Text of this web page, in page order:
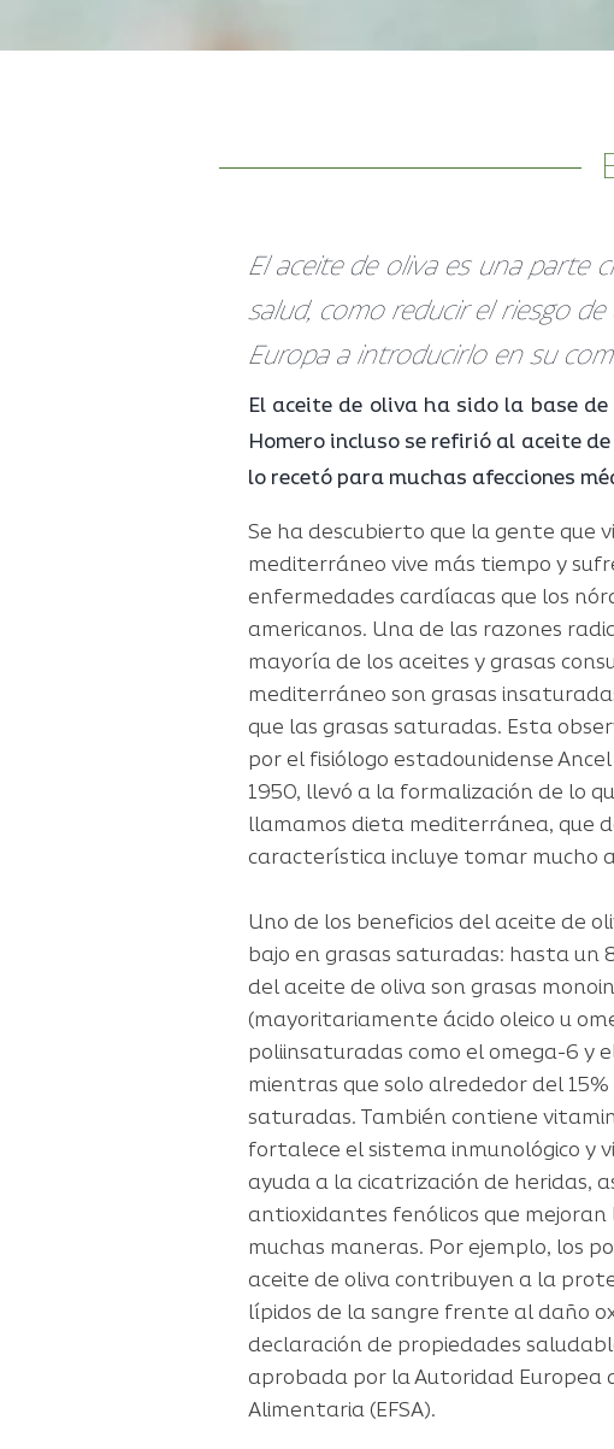
El aceite de oliva es una parte
salud, como reducir el riesgo
Europa a introducirlo en su
El aceite de oliva ha sido la base
Homero incluso se refirió al aceite
lo recetó para muchas afecciones
Se ha descubierto que la gente que
mediterráneo vive más tiempo y
enfermedades cardíacas que los
americanos. Una de las razones
mayoría de los aceites y grasas
mediterráneo son grasas
que las grasas saturadas. Esta
por el fisiólogo estadounidense
1950, llevó a la formalización de lo
llamamos dieta mediterránea, que
característica incluye tomar mucho
Uno de los beneficios del aceite de
bajo en grasas saturadas: hasta un
del aceite de oliva son grasas
(mayoritariamente ácido oleico u
poliinsaturadas como el omega-6 y
mientras que solo alrededor del 15%
saturadas. También contiene
fortalece el sistema inmunológico y
ayuda a la cicatrización de heridas,
antioxidantes fenólicos que mejoran
muchas maneras. Por ejemplo, los
aceite de oliva contribuyen a la
lípidos de la sangre frente al daño
declaración de propiedades
aprobada por la Autoridad Europea
Alimentaria (EFSA).